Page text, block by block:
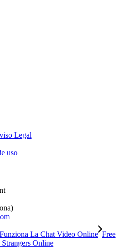
Legal
uso
La Chat Video Online Free
Online